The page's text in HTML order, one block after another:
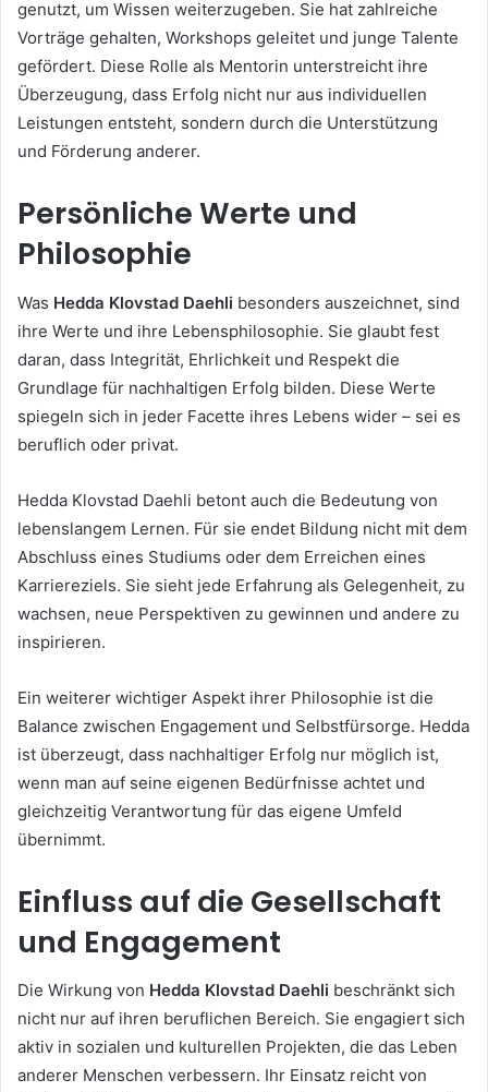
genutzt, um Wissen weiterzugeben. Sie hat zahlreiche
Vorträge gehalten, Workshops geleitet und junge Talente
gefördert. Diese Rolle als Mentorin unterstreicht ihre
Überzeugung, dass Erfolg nicht nur aus individuellen
Leistungen entsteht, sondern durch die Unterstützung
und Förderung anderer.
Persönliche Werte und
Philosophie
Was Hedda Klovstad Daehli besonders auszeichnet, sind
ihre Werte und ihre Lebensphilosophie. Sie glaubt fest
daran, dass Integrität, Ehrlichkeit und Respekt die
Grundlage für nachhaltigen Erfolg bilden. Diese Werte
spiegeln sich in jeder Facette ihres Lebens wider – sei es
beruflich oder privat.
Hedda Klovstad Daehli betont auch die Bedeutung von
lebenslangem Lernen. Für sie endet Bildung nicht mit dem
Abschluss eines Studiums oder dem Erreichen eines
Karriereziels. Sie sieht jede Erfahrung als Gelegenheit, zu
wachsen, neue Perspektiven zu gewinnen und andere zu
inspirieren.
Ein weiterer wichtiger Aspekt ihrer Philosophie ist die
Balance zwischen Engagement und Selbstfürsorge. Hedda
ist überzeugt, dass nachhaltiger Erfolg nur möglich ist,
wenn man auf seine eigenen Bedürfnisse achtet und
gleichzeitig Verantwortung für das eigene Umfeld
übernimmt.
Einfluss auf die Gesellschaft
und Engagement
Die Wirkung von Hedda Klovstad Daehli beschränkt sich
nicht nur auf ihren beruflichen Bereich. Sie engagiert sich
aktiv in sozialen und kulturellen Projekten, die das Leben
anderer Menschen verbessern. Ihr Einsatz reicht von